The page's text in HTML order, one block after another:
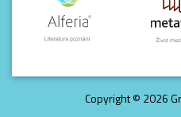
Copyright © 2026